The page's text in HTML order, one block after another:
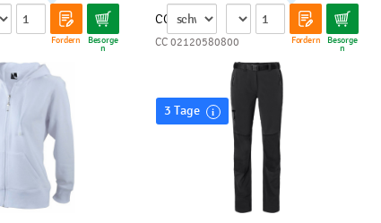
Fordern Besorge
n
CC
Fordern Besorge
n
CC 02120580800
3 Tage